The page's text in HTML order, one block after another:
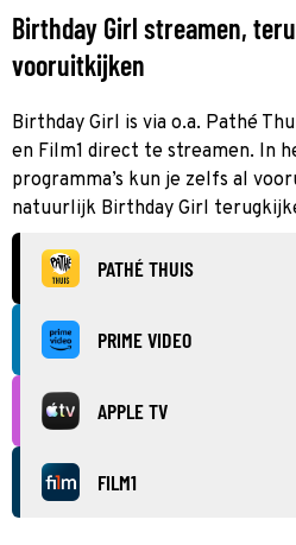
Birthday Girl streamen,
vooruitkijken
Birthday Girl is via o.a. Pathé
en Film1 direct te streamen. In
programma’s kun je zelfs al
natuurlijk Birthday Girl
PATHÉ THUIS
PRIME VIDEO
APPLE TV
FILM1